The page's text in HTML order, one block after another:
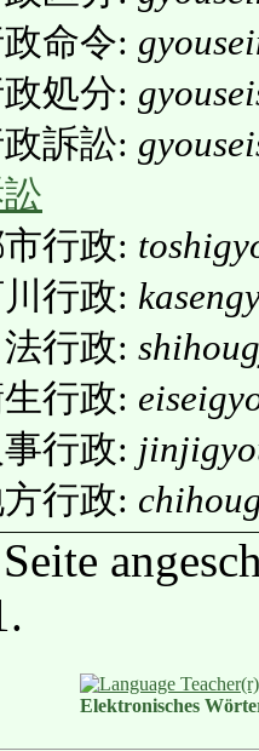
命令:
処分:
訴訟:
行政:
行政:
行政:
行政:
事行政:
行政:
Elektronisches